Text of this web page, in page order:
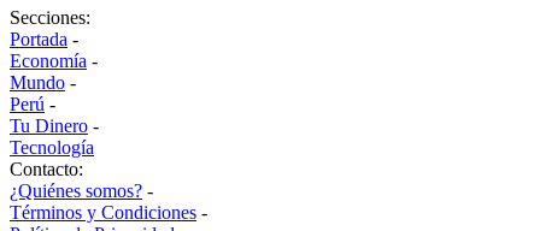
Secciones:
Portada -
Economía -
Mundo -
Perú -
Tu Dinero -
Tecnología
Contacto:
¿Quiénes somos? -
Términos y Condiciones -